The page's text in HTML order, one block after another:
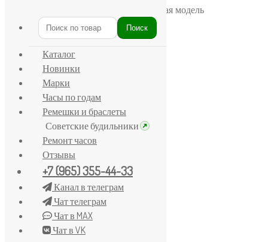
Часы «Луч» классическая модель
Искать: Поиск
Каталог
Новинки
Марки
Часы по годам
Ремешки и браслеты
Советские будильники
Ремонт часов
Отзывы
+7 (965) 355-44-33
Канал в телеграм
Чат телеграм
Чат в MAX
Чат в VK